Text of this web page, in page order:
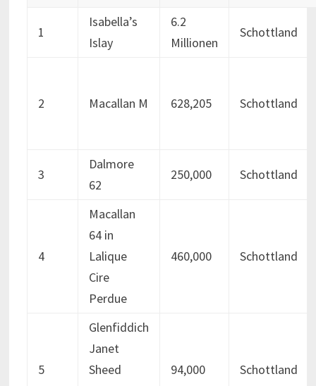
1
Isabella’s
Islay
6.2
Millionen
Schottland
2 Macallan M 628,205 Schottland
3
Dalmore
62
250,000 Schottland
4
Macallan
64 in
Lalique
Cire
Perdue
460,000 Schottland
5
Glenfiddich
Janet
Sheed
94,000 Schottland